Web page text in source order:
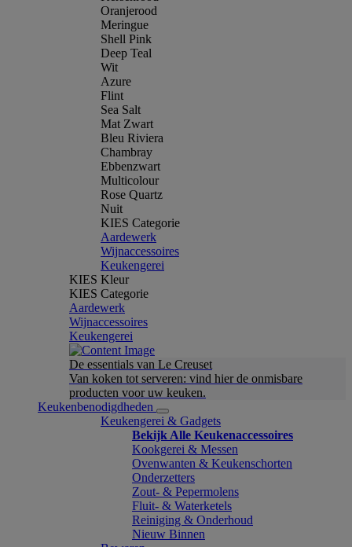
Oranjerood
Meringue
Shell Pink
Deep Teal
Wit
Azure
Flint
Sea Salt
Mat Zwart
Bleu Riviera
Chambray
Ebbenzwart
Multicolour
Rose Quartz
Nuit
KIES Categorie
Aardewerk
Wijnaccessoires
Keukengerei
KIES Kleur
KIES Categorie
Aardewerk
Wijnaccessoires
Keukengerei
De essentials van Le Creuset
Van koken tot serveren: vind hier de onmisbare
producten voor uw keuken.
Keukenbenodigdheden
Keukengerei & Gadgets
Bekijk Alle Keukenaccessoires
Kookgerei & Messen
Ovenwanten & Keukenschorten
Onderzetters
Zout- & Pepermolens
Fluit- & Waterketels
Reiniging & Onderhoud
Nieuw Binnen